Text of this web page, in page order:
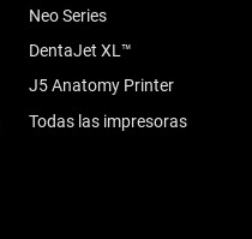
Neo Series
DentaJet XL™
J5 Anatomy Printer
Todas las impresoras